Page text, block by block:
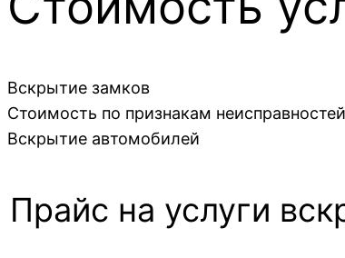
Вскрытие замков
Стоимость по признакам неисправностей
Вскрытие автомобилей
Прайс на услуги